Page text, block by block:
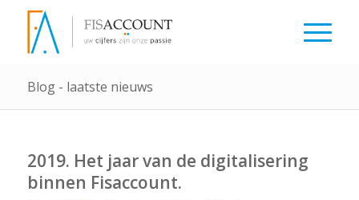
Blog - laatste nieuws
2019. Het jaar van de digitalisering
binnen Fisaccount.